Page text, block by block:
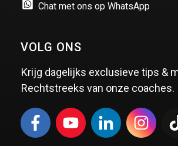
Chat met ons op WhatsApp
VOLG ONS
Krijg dagelijks exclusieve tips &
Rechtstreeks van onze coaches.